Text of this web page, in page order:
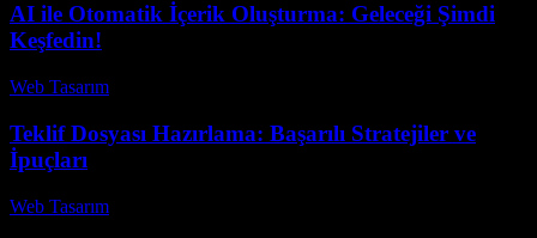
AI ile Otomatik İçerik Oluşturma: Geleceği Şimdi
Keşfedin!
Web Tasarım
Teklif Dosyası Hazırlama: Başarılı Stratejiler ve
İpuçları
Web Tasarım